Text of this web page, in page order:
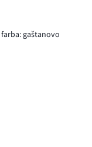
farba: gaštanovo